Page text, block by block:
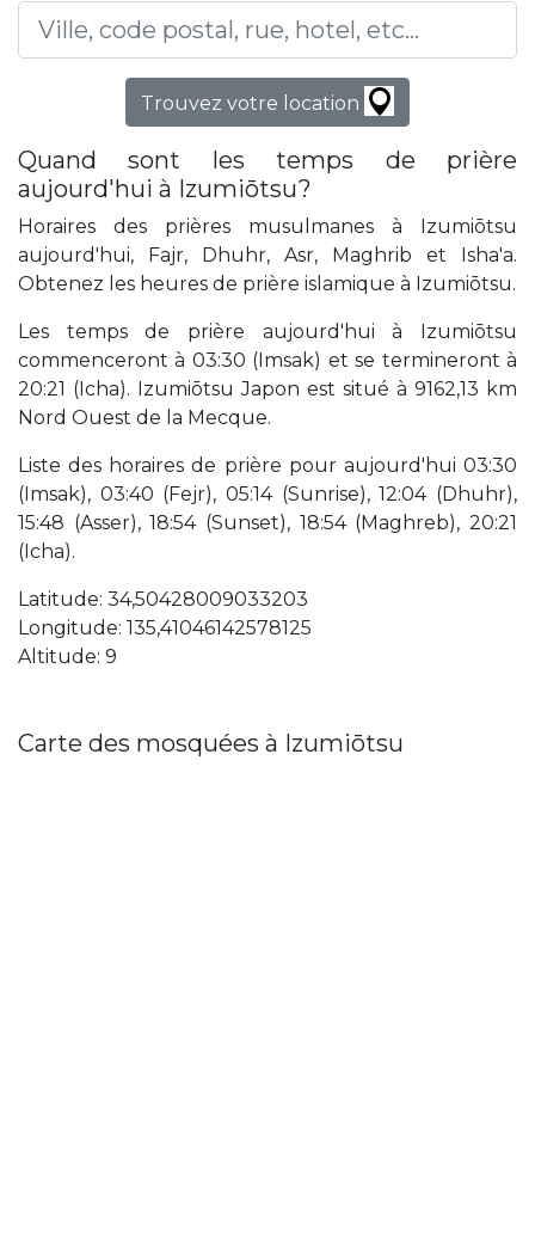
Trouvez votre location
Quand sont les temps de prière
aujourd'hui à Izumiōtsu?
Horaires des prières musulmanes à Izumiōtsu
aujourd'hui, Fajr, Dhuhr, Asr, Maghrib et Isha'a.
Obtenez les heures de prière islamique à Izumiōtsu.
Les temps de prière aujourd'hui à Izumiōtsu
commenceront à 03:30 (Imsak) et se termineront à
20:21 (Icha). Izumiōtsu Japon est situé à 9162,13 km
Nord Ouest de la Mecque.
Liste des horaires de prière pour aujourd'hui 03:30
(Imsak), 03:40 (Fejr), 05:14 (Sunrise), 12:04 (Dhuhr),
15:48 (Asser), 18:54 (Sunset), 18:54 (Maghreb), 20:21
(Icha).
Latitude: 34,50428009033203
Longitude: 135,41046142578125
Altitude: 9
Carte des mosquées à Izumiōtsu